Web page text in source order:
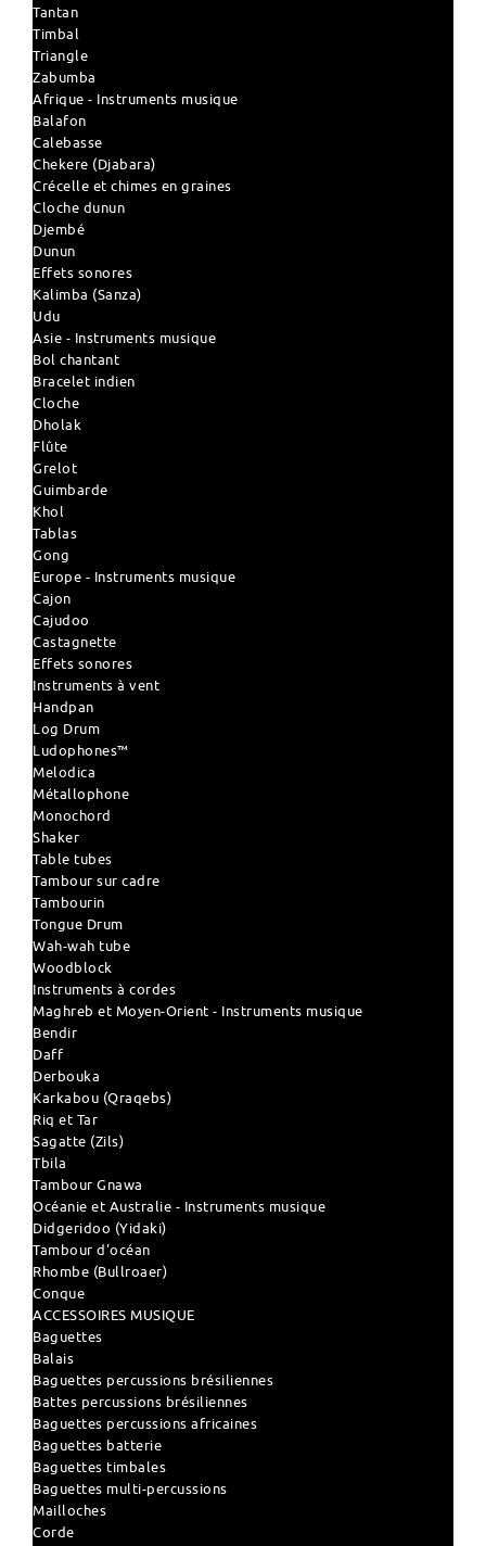
Tantan
Timbal
Triangle
Zabumba
Afrique - Instruments musique
Balafon
Calebasse
Chekere (Djabara)
Crécelle et chimes en graines
Cloche dunun
Djembé
Dunun
Effets sonores
Kalimba (Sanza)
Udu
Asie - Instruments musique
Bol chantant
Bracelet indien
Cloche
Dholak
Flûte
Grelot
Guimbarde
Khol
Tablas
Gong
Europe - Instruments musique
Cajon
Cajudoo
Castagnette
Effets sonores
Instruments à vent
Handpan
Log Drum
Ludophones™
Melodica
Métallophone
Monochord
Shaker
Table tubes
Tambour sur cadre
Tambourin
Tongue Drum
Wah-wah tube
Woodblock
Instruments à cordes
Maghreb et Moyen-Orient - Instruments musique
Bendir
Daff
Derbouka
Karkabou (Qraqebs)
Riq et Tar
Sagatte (Zils)
Tbila
Tambour Gnawa
Océanie et Australie - Instruments musique
Didgeridoo (Yidaki)
Tambour d'océan
Rhombe (Bullroaer)
Conque
ACCESSOIRES MUSIQUE
Baguettes
Balais
Baguettes percussions brésiliennes
Battes percussions brésiliennes
Baguettes percussions africaines
Baguettes batterie
Baguettes timbales
Baguettes multi-percussions
Mailloches
Corde